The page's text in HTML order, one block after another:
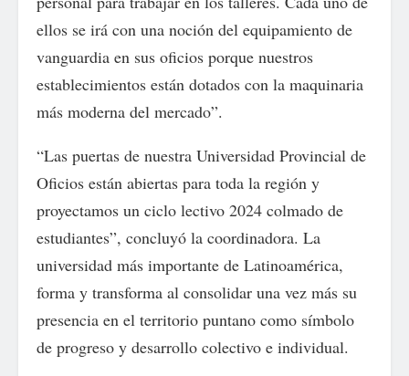
ellos se irá con una noción del equipamiento de
vanguardia en sus oficios porque nuestros
establecimientos están dotados con la maquinaria
más moderna del mercado”.
“Las puertas de nuestra Universidad Provincial de
Oficios están abiertas para toda la región y
proyectamos un ciclo lectivo 2024 colmado de
estudiantes”, concluyó la coordinadora. La
universidad más importante de Latinoamérica,
forma y transforma al consolidar una vez más su
presencia en el territorio puntano como símbolo
de progreso y desarrollo colectivo e individual.